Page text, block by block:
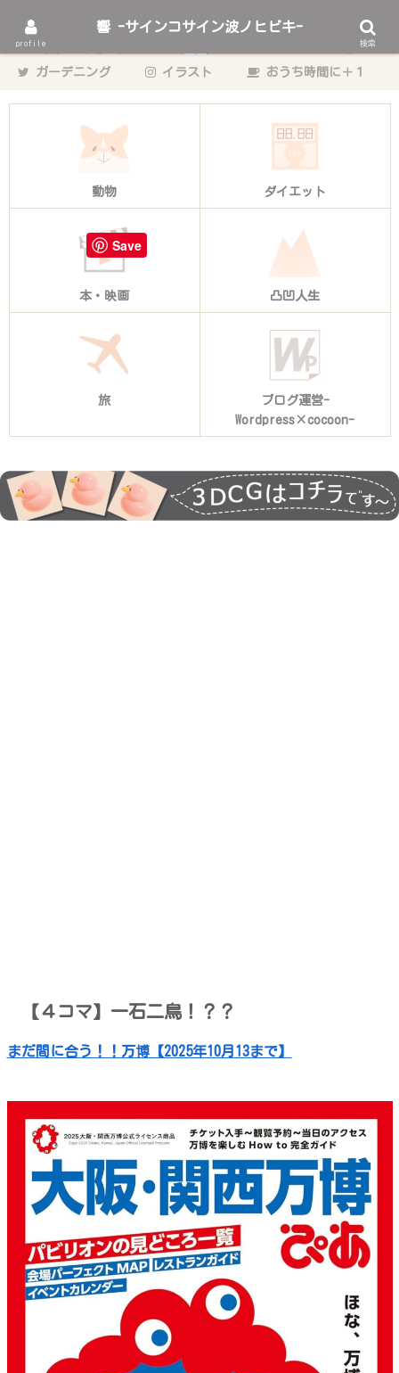
動物をこよなく愛するゲーム・エンタメ業界のデザイナーhibikiの日々の記
ガーデニング イラスト おうち時間に＋１
動物 ダイエット
本・映画 凸凹人生
旅
ブログ運営-
Wordpress×cocoon-
【４コマ】一石二鳥！？？
まだ間に合う！！万博【2025年10月13まで】
profile
響 -サインコサイン波ノヒビキ-
検索
Save